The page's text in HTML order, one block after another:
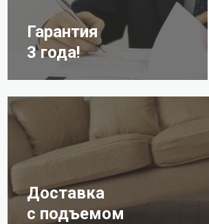
Гарантия
3 года!
Доставка
с подъемом